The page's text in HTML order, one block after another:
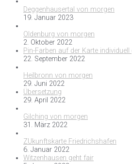
Deggenhausertal von morgen
19. Januar 2023
Oldenburg von morgen
2. Oktober 2022
Pin-Farben auf der Karte individuell
22. September 2022
Heilbronn von morgen
29. Juni 2022
Übersetzung
29. April 2022
Gilching von morgen
31. März 2022
ZUkunftskarte Friedrichshafen
6. Januar 2022
Witzenhausen geht fair